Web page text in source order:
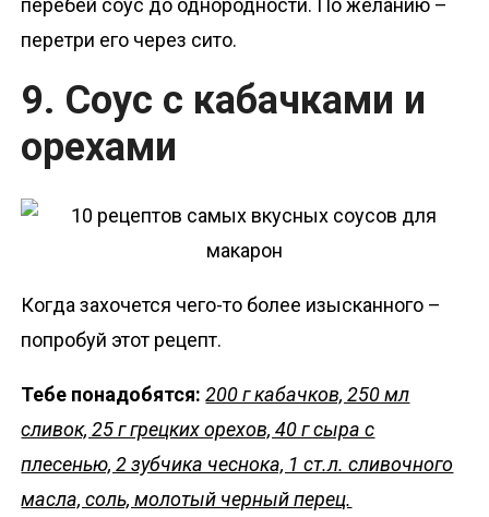
перебей соус до однородности. По желанию –
перетри его через сито.
9. Соус с кабачками и
орехами
Когда захочется чего-то более изысканного –
попробуй этот рецепт.
Тебе понадобятся:200 г кабачков, 250 мл
сливок, 25 г грецких орехов, 40 г сыра с
плесенью, 2 зубчика чеснока, 1 ст.л. сливочного
масла, соль, молотый черный перец.